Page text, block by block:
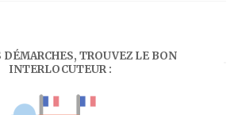
DÉMARCHES, TROUVEZ LE BON
INTERLOCUTEUR :